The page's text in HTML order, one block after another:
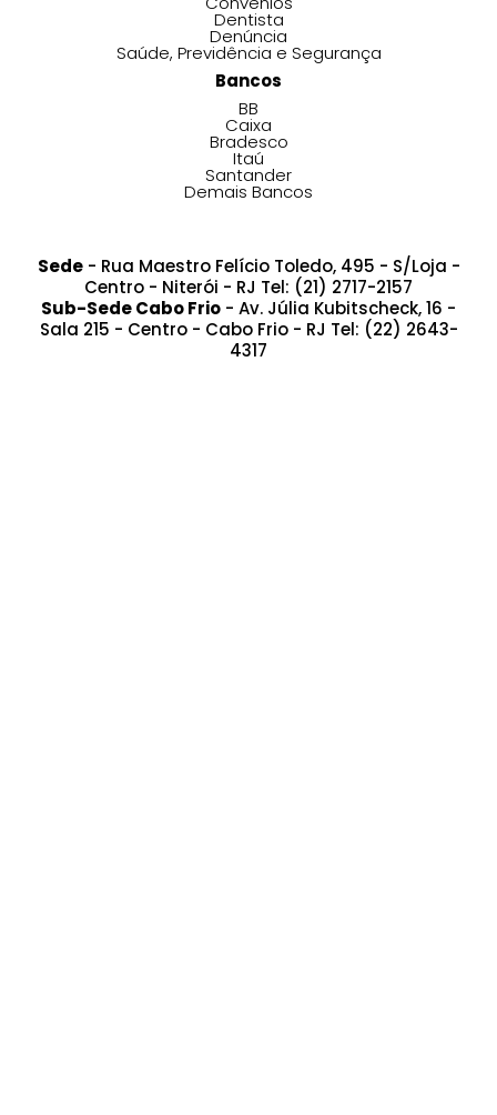
Dentista
Denúncia
Saúde, Previdência e Segurança
Bancos
BB
Caixa
Bradesco
Itaú
Santander
Demais Bancos
Sede- Rua Maestro Felício Toledo, 495 - S/Loja -
Centro - Niterói - RJ Tel: (21) 2717-2157
Sub-Sede Cabo Frio - Av. Júlia Kubitscheck, 16 -
Sala 215 - Centro - Cabo Frio - RJ Tel: (22) 2643-
4317